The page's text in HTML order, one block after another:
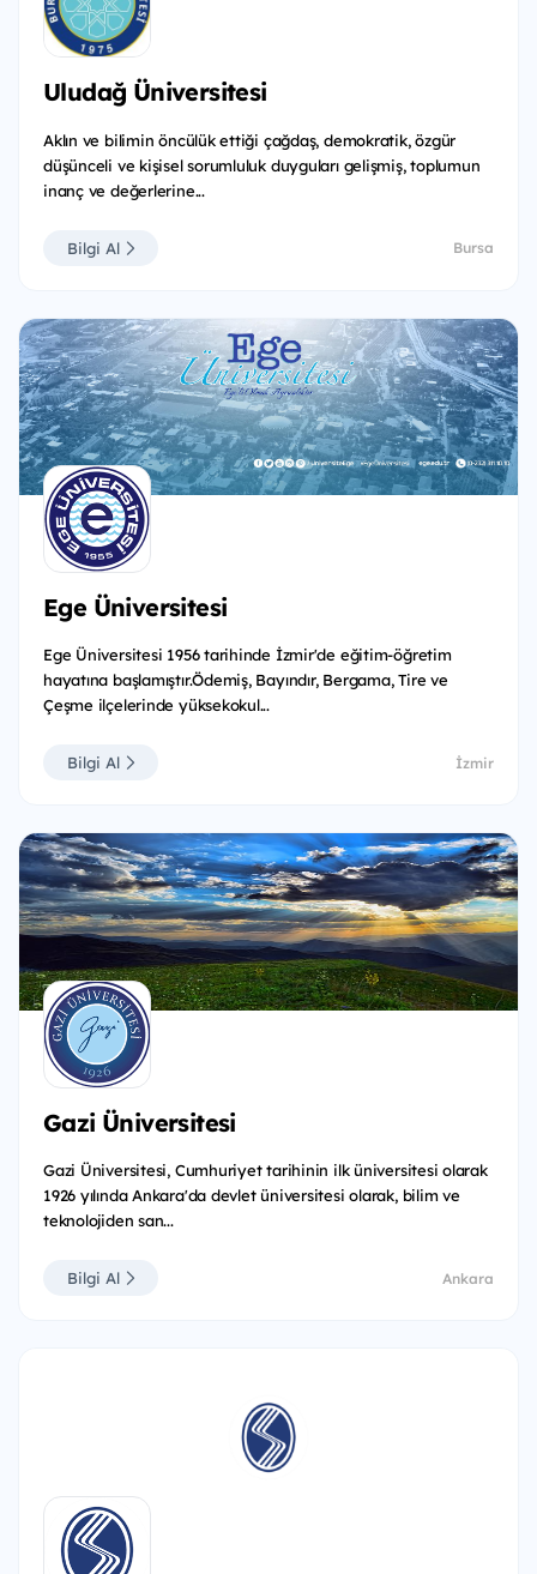
Uludağ Üniversitesi
Aklın ve bilimin öncülük ettiği çağdaş, demokratik, özgür
düşünceli ve kişisel sorumluluk duyguları gelişmiş, toplumun
inanç ve değerlerine...
Bilgi Al Bursa
Ege Üniversitesi
Ege Üniversitesi 1956 tarihinde İzmir'de eğitim-öğretim
hayatına başlamıştır.Ödemiş, Bayındır, Bergama, Tire ve
Çeşme ilçelerinde yüksekokul...
Bilgi Al İzmir
Gazi Üniversitesi
Gazi Üniversitesi, Cumhuriyet tarihinin ilk üniversitesi olarak
1926 yılında Ankara'da devlet üniversitesi olarak, bilim ve
teknolojiden san...
Bilgi Al Ankara